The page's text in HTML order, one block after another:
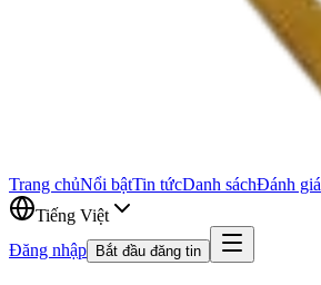
Trang chủNổi bậtTin tứcDanh sáchĐánh giá
Tiếng Việt
Đăng nhập
Bắt đầu đăng tin